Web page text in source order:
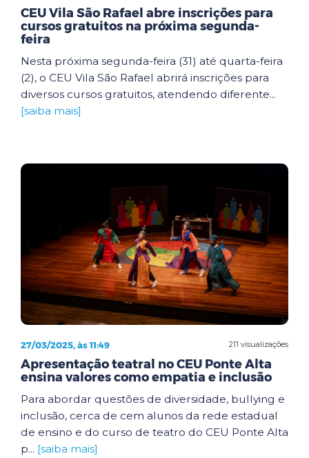
CEU Vila São Rafael abre inscrições para
cursos gratuitos na próxima segunda-
feira
Nesta próxima segunda-feira (31) até quarta-feira
(2), o CEU Vila São Rafael abrirá inscrições para
diversos cursos gratuitos, atendendo diferente...
[saiba mais]
211 visualizações
27/03/2025, às 11:49
Apresentação teatral no CEU Ponte Alta
ensina valores como empatia e inclusão
Para abordar questões de diversidade, bullying e
inclusão, cerca de cem alunos da rede estadual
de ensino e do curso de teatro do CEU Ponte Alta
p... [saiba mais]